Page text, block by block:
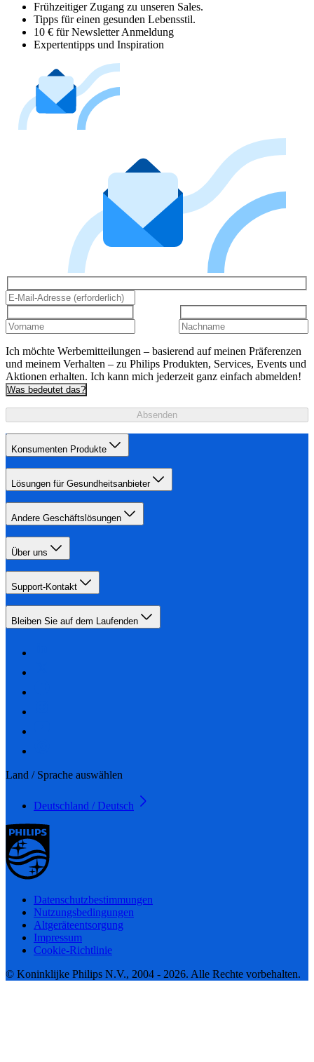
Frühzeitiger Zugang zu unseren Sales.
Tipps für einen gesunden Lebensstil.
10 € für Newsletter Anmeldung
Expertentipps und Inspiration
Ich möchte Werbemitteilungen – basierend auf meinen Präferenzen
und meinem Verhalten – zu Philips Produkten, Services, Events und
Aktionen erhalten. Ich kann mich jederzeit ganz einfach abmelden!
Was bedeutet das?
Absenden
Konsumenten Produkte
Lösungen für Gesundheitsanbieter
Andere Geschäftslösungen
Über uns
Support-Kontakt
Bleiben Sie auf dem Laufenden
Land / Sprache auswählen
Deutschland / Deutsch
Datenschutzbestimmungen
Nutzungsbedingungen
Altgeräteentsorgung
Impressum
Cookie-Richtlinie
© Koninklijke Philips N.V., 2004 - 2026. Alle Rechte vorbehalten.